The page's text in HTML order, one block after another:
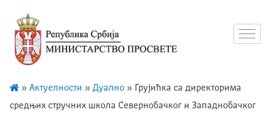
» Актуелности » Дуално » Грујићка са директорима
средњих стручних школа Севернобачког и Западнобачког